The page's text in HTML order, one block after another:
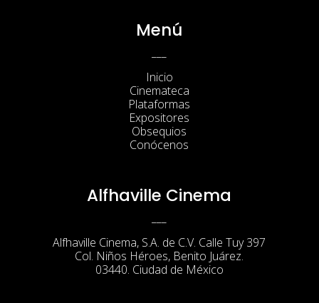
Menú
Inicio
Cinemateca
Plataformas
Expositores
Obsequios
Conócenos
Alfhaville Cinema
Alfhaville Cinema, S.A. de C.V. Calle Tuy 397
Col. Niños Héroes, Benito Juárez.
03440. Ciudad de México